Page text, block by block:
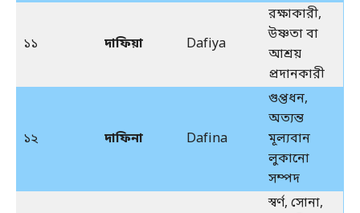
১১ দাফিয়া Dafiya
রক্ষাকারী,
উষ্ণতা বা
আশ্রয়
প্রদানকারী
১২ দাফিনা Dafina
গুপ্তধন,
অত্যন্ত
মূল্যবান
লুকানো
সম্পদ
স্বর্ণ, সোনা,